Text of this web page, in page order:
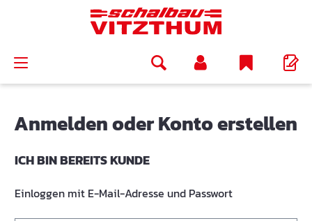
Anmelden oder Konto erstellen
ICH BIN BEREITS KUNDE
Einloggen mit E-Mail-Adresse und Passwort